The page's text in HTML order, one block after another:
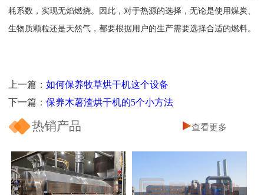
耗系数，实现无焰燃烧。因此，对于热源的选择，无论是使用煤炭、
生物质颗粒还是天然气，都要根据用户的生产需要选择合适的燃料。
上一篇： 如何保养牧草烘干机这个设备
下一篇： 保养木薯渣烘干机的5个小方法
热销产品 查看更多